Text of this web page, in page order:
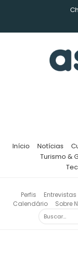
Início Notícias
Turismo &
Perfis Entrevistas
Calendário
Sobre